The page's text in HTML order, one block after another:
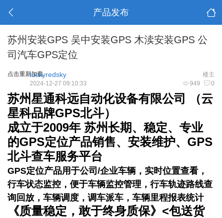
产品发布
苏州安装GPS 吴中安装GPS 木渎安装GPS 公
司汽车GPS定位
点击重新加载 楼主
luckyredsky
949 0
2024-12-27 09:10:33
苏州星通科远自动化设备有限公司 （云
星科品牌GPS北斗）
成立于2009年 苏州长期、稳定、专业
的GPS定位产品销售、安装维护、GPS
北斗查车服务平台
GPS定位产品用于公司/企业车辆，实时位置查看，
行车状态监控，便于车辆监控管理，行车轨迹路线查
询回放，车辆调度，调车派车，车辆里程报表统计
《质量稳定，敢于终身质保》<包送货